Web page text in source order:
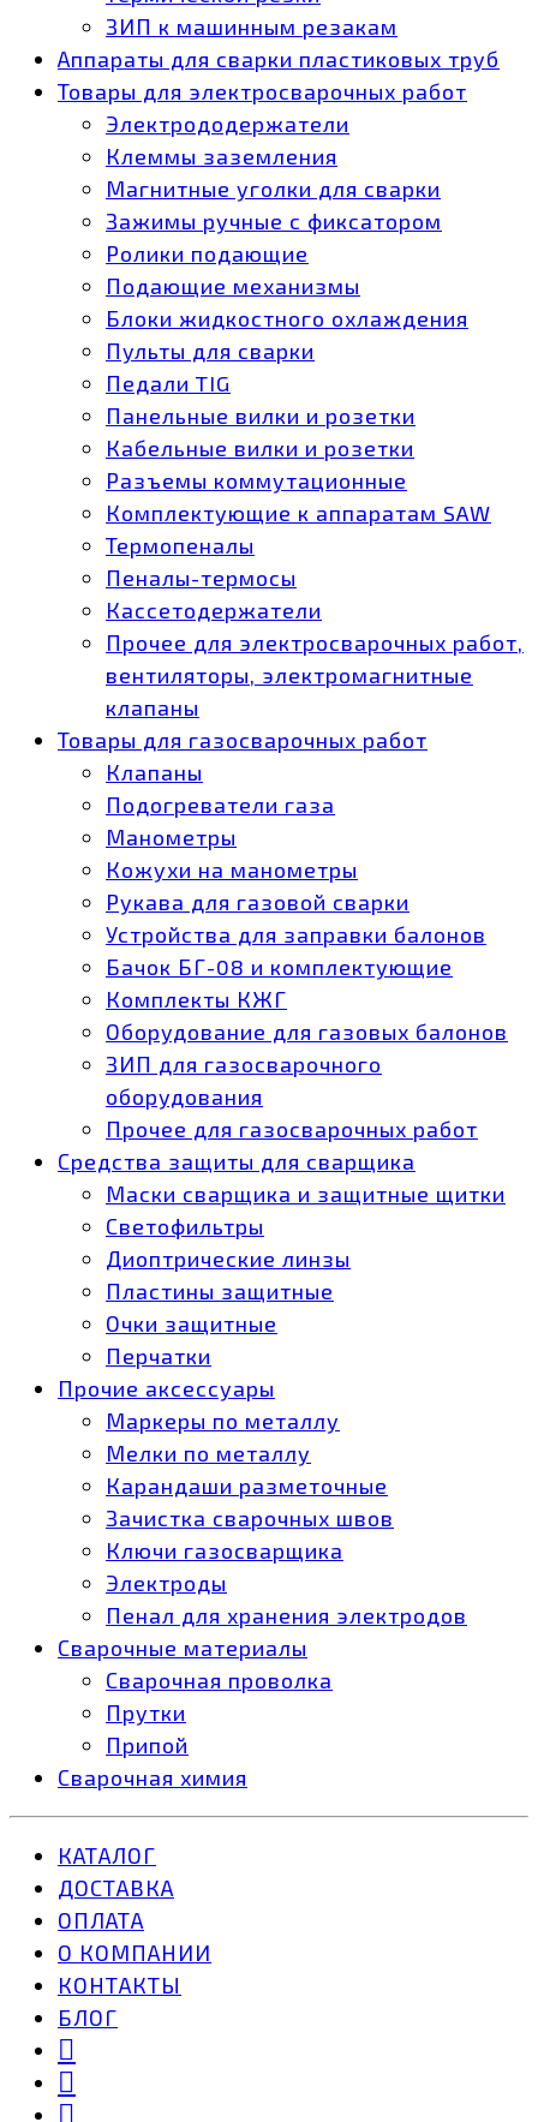
ЗИП к машинным резакам
Аппараты для сварки пластиковых труб
Товары для электросварочных работ
Электрододержатели
Клеммы заземления
Магнитные уголки для сварки
Зажимы ручные с фиксатором
Ролики подающие
Подающие механизмы
Блоки жидкостного охлаждения
Пульты для сварки
Педали TIG
Панельные вилки и розетки
Кабельные вилки и розетки
Разъемы коммутационные
Комплектующие к аппаратам SAW
Термопеналы
Пеналы-термосы
Кассетодержатели
Прочее для электросварочных работ,
вентиляторы, электромагнитные
клапаны
Товары для газосварочных работ
Клапаны
Подогреватели газа
Манометры
Кожухи на манометры
Рукава для газовой сварки
Устройства для заправки балонов
Бачок БГ-08 и комплектующие
Комплекты КЖГ
Оборудование для газовых балонов
ЗИП для газосварочного
оборудования
Прочее для газосварочных работ
Средства защиты для сварщика
Маски сварщика и защитные щитки
Светофильтры
Диоптрические линзы
Пластины защитные
Очки защитные
Перчатки
Прочие аксессуары
Маркеры по металлу
Мелки по металлу
Карандаши разметочные
Зачистка сварочных швов
Ключи газосварщика
Электроды
Пенал для хранения электродов
Сварочные материалы
Сварочная проволка
Прутки
Припой
Сварочная химия
КАТАЛОГ
ДОСТАВКА
ОПЛАТА
О КОМПАНИИ
КОНТАКТЫ
БЛОГ